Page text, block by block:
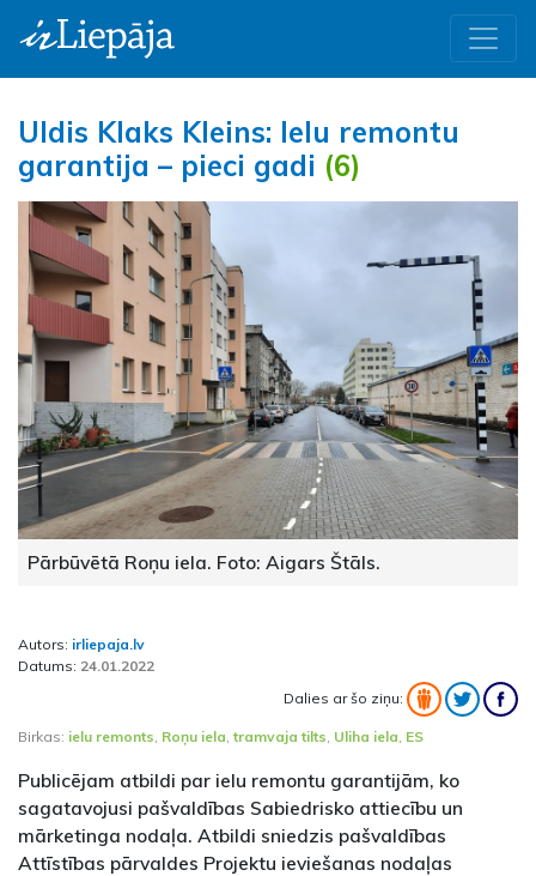
Uldis Klaks Kleins: Ielu remontu
garantija – pieci gadi (6)
Pārbūvētā Roņu iela. Foto: Aigars Štāls.
Autors: irliepaja.lv
Datums: 24.01.2022
Dalies ar šo ziņu:
Birkas: ielu remonts Roņu iela ,tramvaja tilts Uliha iela ES
Publicējam atbildi par ielu remontu garantijām, ko
sagatavojusi pašvaldības Sabiedrisko attiecību un
mārketinga nodaļa. Atbildi sniedzis pašvaldības
Attīstības pārvaldes Projektu ieviešanas nodaļas